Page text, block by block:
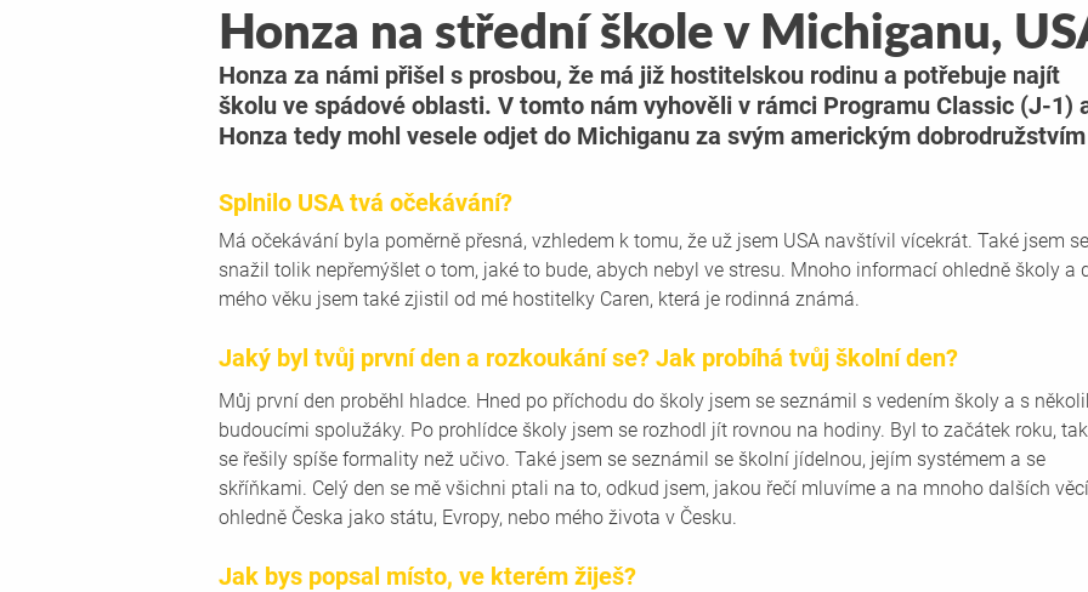
Honza na střední škole v Michiganu,
Honza za námi přišel s prosbou, že má již hostitelskou rodinu a potřebuje najít
školu ve spádové oblasti. V tomto nám vyhověli v rámci Programu Classic (J-1)
Honza tedy mohl vesele odjet do Michiganu za svým americkým dobrodružstvím
Splnilo USA tvá očekávání?
Má očekávání byla poměrně přesná, vzhledem k tomu, že už jsem USA navštívil vícekrát. Také jsem
snažil tolik nepřemýšlet o tom, jaké to bude, abych nebyl ve stresu. Mnoho informací ohledně školy a
mého věku jsem také zjistil od mé hostitelky Caren, která je rodinná známá.
Jaký byl tvůj první den a rozkoukání se? Jak probíhá tvůj školní den?
Můj první den proběhl hladce. Hned po příchodu do školy jsem se seznámil s vedením školy a s
budoucími spolužáky. Po prohlídce školy jsem se rozhodl jít rovnou na hodiny. Byl to začátek roku,
se řešily spíše formality než učivo. Také jsem se seznámil se školní jídelnou, jejím systémem a se
skříňkami. Celý den se mě všichni ptali na to, odkud jsem, jakou řečí mluvíme a na mnoho dalších
ohledně Česka jako státu, Evropy, nebo mého života v Česku.
Jak bys popsal místo, ve kterém žiješ?